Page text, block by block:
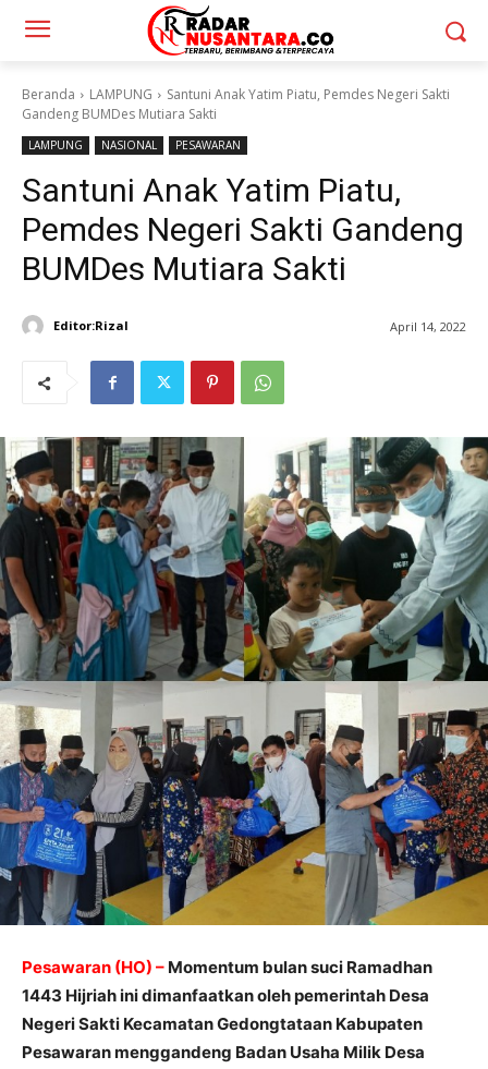
Beranda LAMPUNG
Santuni Anak Yatim Piatu, Pemdes Negeri Sakti
Gandeng BUMDes Mutiara Sakti
LAMPUNG NASIONAL PESAWARAN
Santuni Anak Yatim Piatu,
Pemdes Negeri Sakti Gandeng
BUMDes Mutiara Sakti
Editor:Rizal April 14, 2022
Pesawaran (HO) – Momentum bulan suci Ramadhan
1443 Hijriah ini dimanfaatkan oleh pemerintah Desa
Negeri Sakti Kecamatan Gedongtataan Kabupaten
Pesawaran menggandeng Badan Usaha Milik Desa